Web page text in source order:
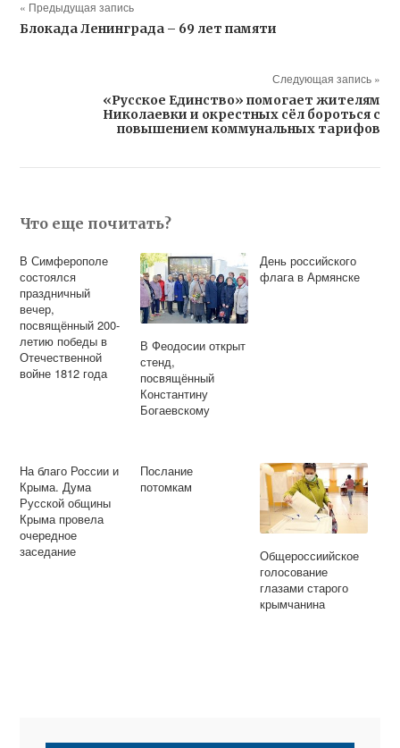
« Предыдущая запись
Блокада Ленинграда – 69 лет памяти
Следующая запись »
«Русское Единство» помогает жителям
Николаевки и окрестных сёл бороться с
повышением коммунальных тарифов
Что еще почитать?
В Симферополе
состоялся
праздничный
вечер,
посвящённый 200-
летию победы в
Отечественной
войне 1812 года
В Феодосии открыт
стенд,
посвящённый
Константину
Богаевскому
День российского
флага в Армянске
На благо России и
Крыма. Дума
Русской общины
Крыма провела
очередное
заседание
Послание
потомкам
Общероссиийское
голосование
глазами старого
крымчанина